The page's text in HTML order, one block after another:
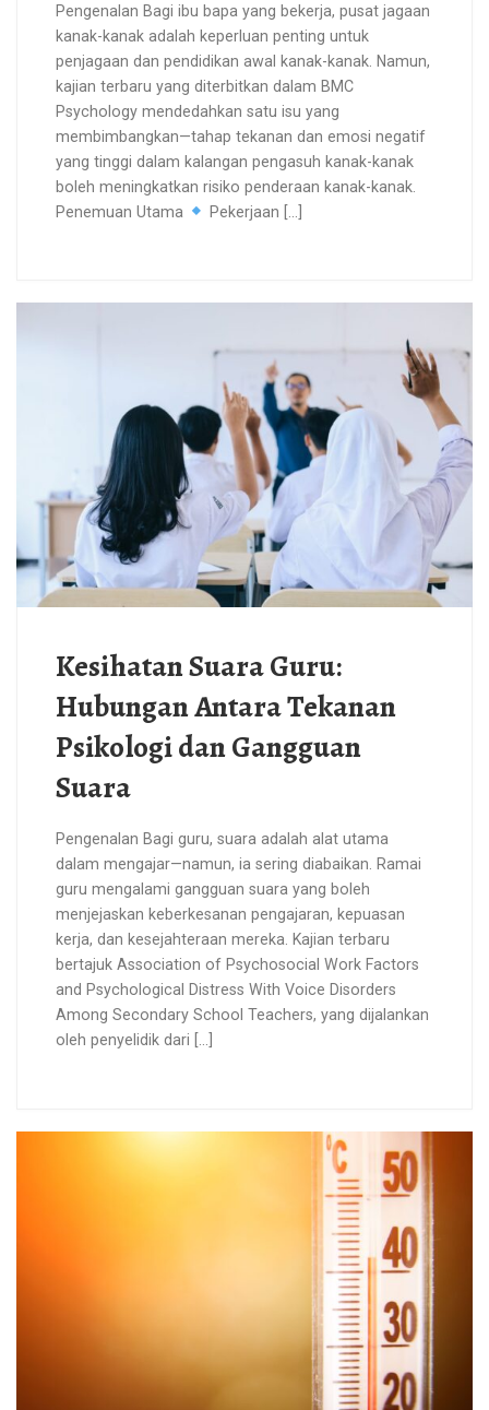
Pengenalan Bagi ibu bapa yang bekerja, pusat jagaan
kanak-kanak adalah keperluan penting untuk
penjagaan dan pendidikan awal kanak-kanak. Namun,
kajian terbaru yang diterbitkan dalam BMC
Psychology mendedahkan satu isu yang
membimbangkan—tahap tekanan dan emosi negatif
yang tinggi dalam kalangan pengasuh kanak-kanak
boleh meningkatkan risiko penderaan kanak-kanak.
Penemuan Utama
Pekerjaan […]
Kesihatan Suara Guru:
Hubungan Antara Tekanan
Psikologi dan Gangguan
Suara
Pengenalan Bagi guru, suara adalah alat utama
dalam mengajar—namun, ia sering diabaikan. Ramai
guru mengalami gangguan suara yang boleh
menjejaskan keberkesanan pengajaran, kepuasan
kerja, dan kesejahteraan mereka. Kajian terbaru
bertajuk Association of Psychosocial Work Factors
and Psychological Distress With Voice Disorders
Among Secondary School Teachers, yang dijalankan
oleh penyelidik dari […]